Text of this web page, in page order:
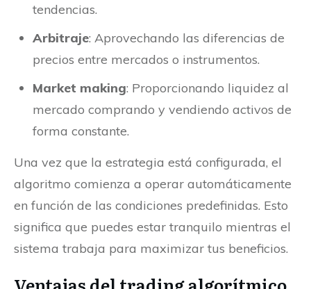
tendencias.
Arbitraje: Aprovechando las diferencias de
precios entre mercados o instrumentos.
Market making: Proporcionando liquidez al
mercado comprando y vendiendo activos de
forma constante.
Una vez que la estrategia está configurada, el
algoritmo comienza a operar automáticamente
en función de las condiciones predefinidas. Esto
significa que puedes estar tranquilo mientras el
sistema trabaja para maximizar tus beneficios.